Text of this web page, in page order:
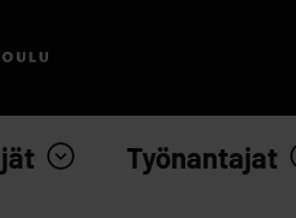
Työnantajat